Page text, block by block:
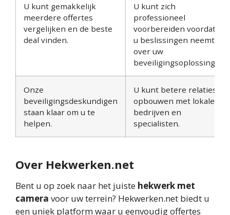
U kunt gemakkelijk
meerdere offertes
vergelijken en de beste
deal vinden.
U kunt zich
professioneel
voorbereiden voordat
u beslissingen neemt
over uw
beveiligingsoplossing.
Onze
beveiligingsdeskundigen
staan klaar om u te
helpen.
U kunt betere relaties
opbouwen met lokale
bedrijven en
specialisten.
Over Hekwerken.net
Bent u op zoek naar het juiste hekwerk met
camera voor uw terrein? Hekwerken.net biedt u
een uniek platform waar u eenvoudig offertes